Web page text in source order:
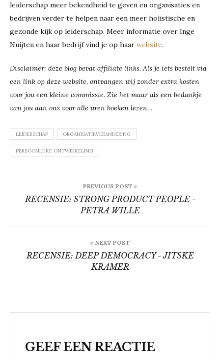
leiderschap meer bekendheid te geven en organisaties en
bedrijven verder te helpen naar een meer holistische en
gezonde kijk op leiderschap. Meer informatie over Inge
Nuijten en haar bedrijf vind je op haar website.
Disclaimer: deze blog bevat affiliate links. Als je iets bestelt via
een link op deze website, ontvangen wij zonder extra kosten
voor jou een kleine commissie. Zie het maar als een bedankje
van jou aan ons voor alle uren boeken lezen…
LEIDERSCHAP ORGANISATIEVERANDERING
PERSOONLIJKE ONTWIKKELING
navigatie
PREVIOUS POST »
RECENSIE: STRONG PRODUCT PEOPLE -
PETRA WILLE
« NEXT POST
RECENSIE: DEEP DEMOCRACY - JITSKE
KRAMER
GEEF EEN REACTIE